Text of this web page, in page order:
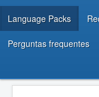
Language Packs
Perguntas frequentes